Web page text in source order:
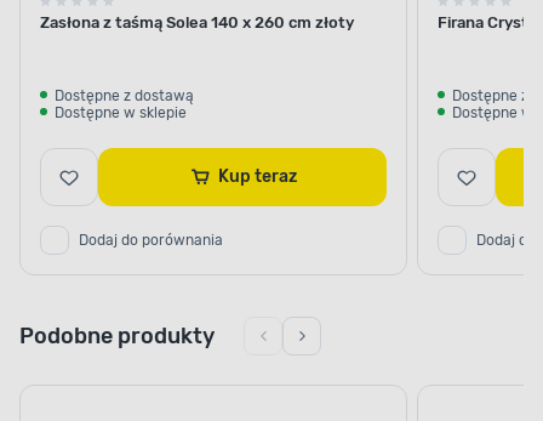
Zasłona z taśmą Solea 140 x 260 cm złoty
Dostępne z dostawą
Dostępne w sklepie
Kup teraz
Dodaj do porównania
Firana
Dostępne z
Dostępne w
Dodaj do
Podobne produkty